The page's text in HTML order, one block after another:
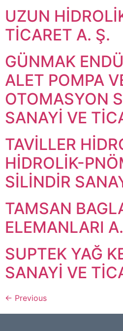
UZUN
TİCARET A. Ş.
GÜNMAK
ALET POMPA
OTOMASYON
SANAYİ VE
TAVİLLER
HİDROLİK-
SİLİNDİR
TAMSAN
ELEMANLARI
SUPTEK YAĞ
SANAYİ VE
← Previous